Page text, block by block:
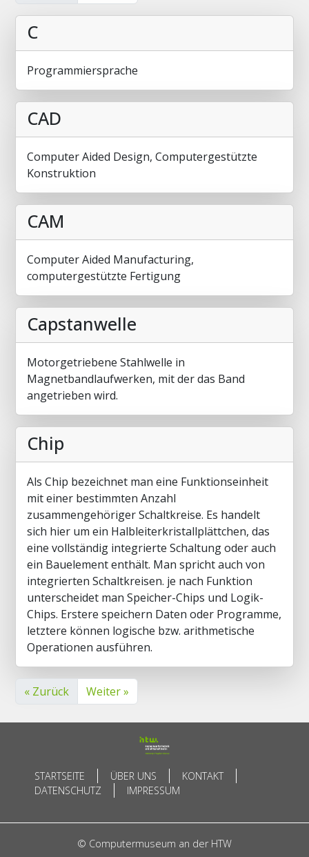
C
Programmiersprache
CAD
Computer Aided Design, Computergestützte
Konstruktion
CAM
Computer Aided Manufacturing,
computergestützte Fertigung
Capstanwelle
Motorgetriebene Stahlwelle in
Magnetbandlaufwerken, mit der das Band
angetrieben wird.
Chip
Als Chip bezeichnet man eine Funktionseinheit
mit einer bestimmten Anzahl
zusammengehöriger Schaltkreise. Es handelt
sich hier um ein Halbleiterkristallplättchen, das
eine vollständig integrierte Schaltung oder auch
ein Bauelement enthält. Man spricht auch von
integrierten Schaltkreisen. je nach Funktion
unterscheidet man Speicher-Chips und Logik-
Chips. Erstere speichern Daten oder Programme,
letztere können logische bzw. arithmetische
Operationen ausführen.
« Zurück Weiter »
STARTSEITE ÜBER UNS
KONTAKT
DATENSCHUTZ
IMPRESSUM
© Computermuseum an der HTW